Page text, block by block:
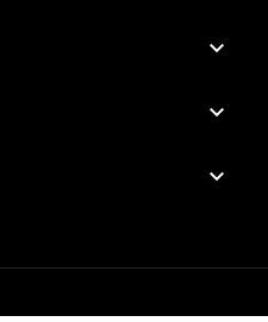
keyboard_arrow_down
keyboard_arrow_down
keyboard_arrow_down